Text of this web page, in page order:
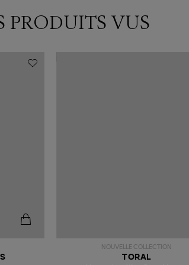
PRODUITS VUS
NOUVELLE COLLECTION
TORAL